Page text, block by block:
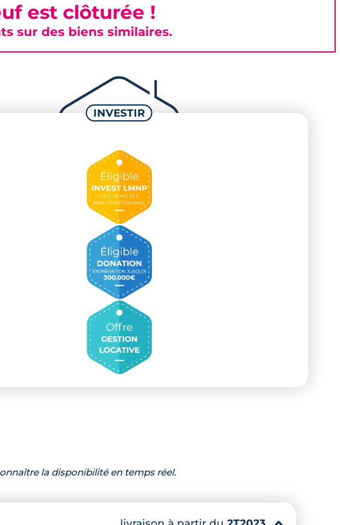
est clôturée !
sur des biens similaires.
la disponibilité en temps réel.